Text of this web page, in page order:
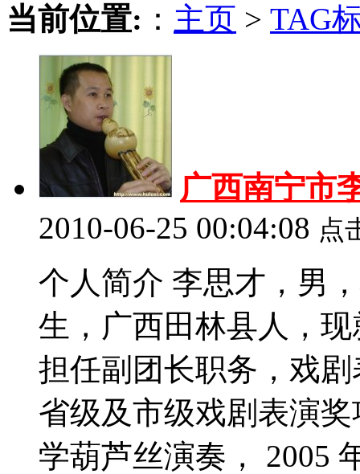
当前位置: ： 主页 > TAG
广西南宁市
2010-06-25 00:04:08 点
个人简介 李思才，男
生，广西田林县人，
担任副团长职务，戏
省级及市级戏剧表演
学葫芦丝演奏， 2005